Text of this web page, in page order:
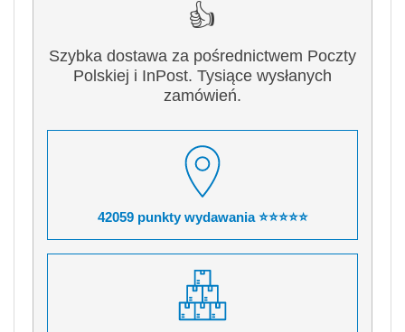
👍
Szybka dostawa za pośrednictwem Poczty
Polskiej i InPost. Tysiące wysłanych
zamówień.
42059 punkty wydawania ⭐⭐⭐⭐⭐